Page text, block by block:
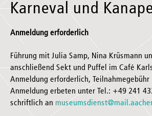
Karneval und
Anmeldung erforderlich
Führung mit Julia Samp, Nina Krüsmann
anschließend Sekt und Puffel im Café
Anmeldung erforderlich, Teilnahmegebühr
Anmeldung erbeten unter Tel.: +49 241
schriftlich an